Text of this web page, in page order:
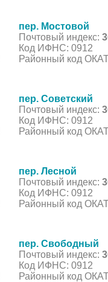
пер. Мостовой
Почтовый индекс:
Код ИФНС: 0912
Районный код
пер. Советский
Почтовый индекс:
Код ИФНС: 0912
Районный код
пер. Лесной
Почтовый индекс:
Код ИФНС: 0912
Районный код
пер. Свободный
Почтовый индекс:
Код ИФНС: 0912
Районный код